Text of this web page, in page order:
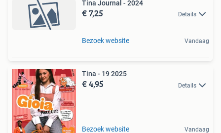
Tina Journal - 2024
€ 7,25 Details
Bezoek website Vandaag
Tina - 19 2025
€ 4,95 Details
Bezoek website Vandaag